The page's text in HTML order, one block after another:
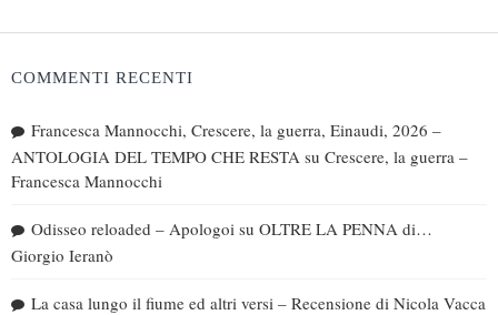
COMMENTI RECENTI
Francesca Mannocchi, Crescere, la guerra, Einaudi, 2026 –
ANTOLOGIA DEL TEMPO CHE RESTA su Crescere, la guerra –
Francesca Mannocchi
Odisseo reloaded – Apologoi su OLTRE LA PENNA di…
Giorgio Ieranò
La casa lungo il fiume ed altri versi – Recensione di Nicola Vacca